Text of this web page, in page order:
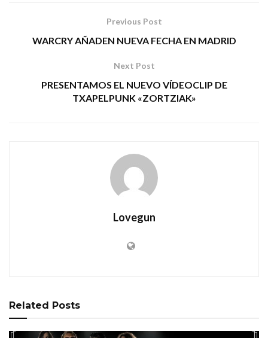
Previous Post
WARCRY AÑADEN NUEVA FECHA EN MADRID
Next Post
PRESENTAMOS EL NUEVO VÍDEOCLIP DE
TXAPELPUNK «ZORTZIAK»
Lovegun
Related Posts